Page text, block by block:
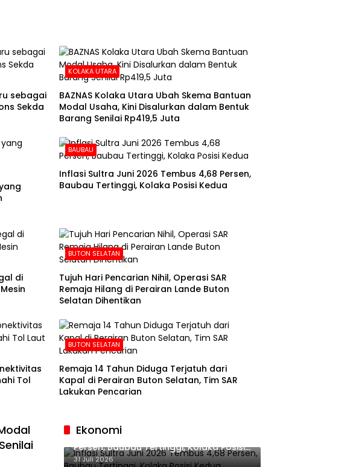
sebagai
Sekda
KOLAKA UTARA
BAZNAS Kolaka Utara Ubah Skema Bantuan
Modal Usaha, Kini Disalurkan dalam Bentuk
Barang Senilai Rp419,5 Juta
BAUBAU
Inflasi Sultra Juni 2026 Tembus 4,68 Persen,
Baubau Tertinggi, Kolaka Posisi Kedua
di
BUTON SELATAN
Tujuh Hari Pencarian Nihil, Operasi SAR
Remaja Hilang di Perairan Lande Buton
Selatan Dihentikan
Tol
BUTON SELATAN
Remaja 14 Tahun Diduga Terjatuh dari
Kapal di Perairan Buton Selatan, Tim SAR
Lakukan Pencarian
Ekonomi
Inflasi Sultra Juni 2026 Tembus 4,68
Persen, Baubau Tertinggi, Kolaka Posisi
Kedua
31 Juli 2026